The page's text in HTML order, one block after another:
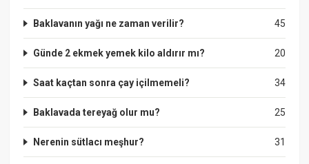
45
Baklavanın yağı ne zaman verilir?
20
Günde 2 ekmek yemek kilo aldırır mı?
34
Saat kaçtan sonra çay içilmemeli?
25
Baklavada tereyağ olur mu?
31
Nerenin sütlacı meşhur?